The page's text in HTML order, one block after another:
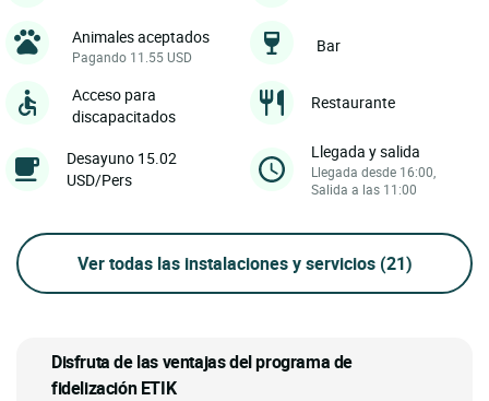
Animales aceptados
Pagando 11.55 USD
Bar
Acceso para
discapacitados
Restaurante
Desayuno 15.02
USD/Pers
Llegada y salida
Llegada desde 16:00,
Salida a las 11:00
Ver todas las instalaciones y servicios (21)
Disfruta de las ventajas del programa de
fidelización ETIK